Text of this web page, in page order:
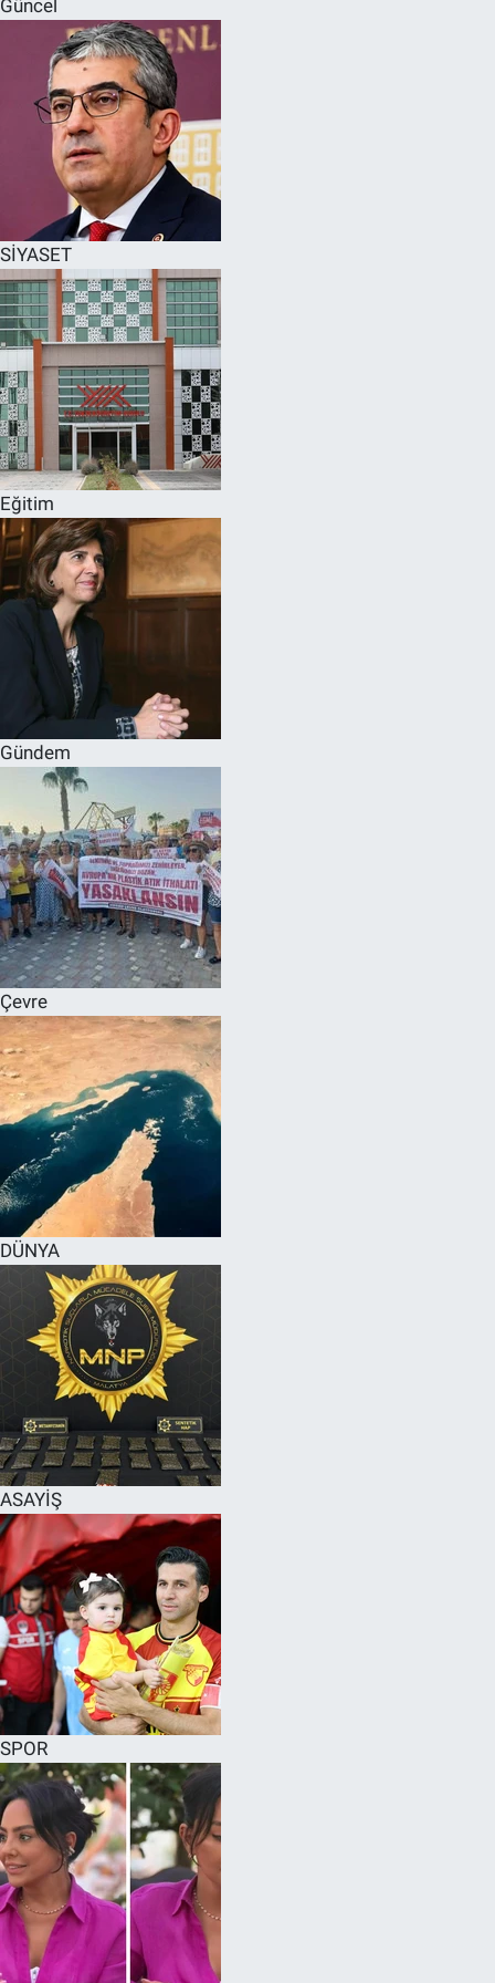
Güncel
SİYASET
Eğitim
Gündem
Çevre
DÜNYA
ASAYİŞ
SPOR
SPOR
RESMİ İLANLAR